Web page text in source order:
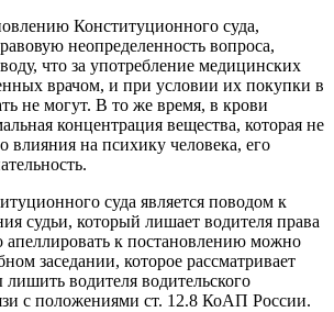
Конституционного суда,
неопределенность вопроса,
что за употребление медицинских
врачом, и при условии их покупки в
не могут. В то же время, в крови
концентрация вещества, которая не
влияния на психику человека, его
суда является поводом к
судьи, который лишает водителя права
апеллировать к постановлению можно
заседании, которое рассматривает
водителя водительского
с положениями ст. 12.8 КоАП России.